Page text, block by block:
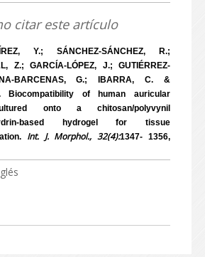
citar este artículo
Y.; SÁNCHEZ-SÁNCHEZ, R.;
Z.; GARCÍA-LÓPEZ, J.; GUTIÉRREZ-
BARCENAS, G.; IBARRA, C. &
Biocompatibility of human auricular
onto a chitosan/polyvynil
based hydrogel for tissue
Int. J. Morphol., 32(4):1347- 1356,